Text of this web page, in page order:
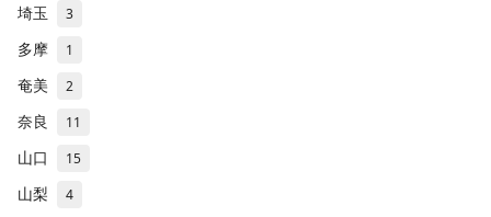
埼玉 3
多摩 1
奄美 2
奈良 11
山口 15
山梨 4